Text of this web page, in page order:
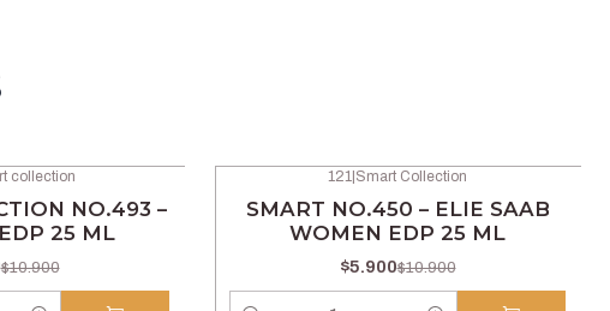
collection
NO.493 –
25 ML
$10.900
121 Smart Collection
SMART NO.450 – ELIE SAAB
WOMEN EDP 25 ML
$5.900$10.900